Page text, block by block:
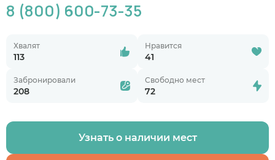
8 (800) 600-73-35
Хвалят
113
Нравится
41
Забронировали
208
Свободно мест
72
Узнать о наличии мест